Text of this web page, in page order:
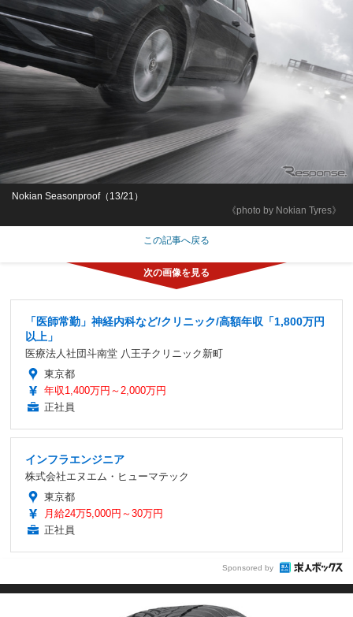
《photo by Nokian Tyres》
Nokian Seasonproof（13/21）
この記事へ戻る
「医師常勤」神経内科など/クリニック/高額年収「1,800万円
以上」
医療法人社団斗南堂 八王子クリニック新町
東京都
年収1,400万円～2,000万円
正社員
インフラエンジニア
株式会社エヌエム・ヒューマテック
東京都
月給24万5,000円～30万円
正社員
Sponsored by